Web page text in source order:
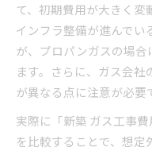
て、初期費用が大きく
インフラ整備が進んで
が、プロパンガスの場合
ます。さらに、ガス会
が異なる点に注意が必要
実際に「新築 ガス工事費
を比較することで、想